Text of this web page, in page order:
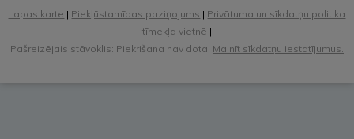
Lapas karte | Piekļūstamības paziņojums | Privātuma un sīkdatņu politika
tīmekļa vietnē |
Pašreizējais stāvoklis: Piekrišana nav dota. Mainīt sīkdatņu iestatījumus.